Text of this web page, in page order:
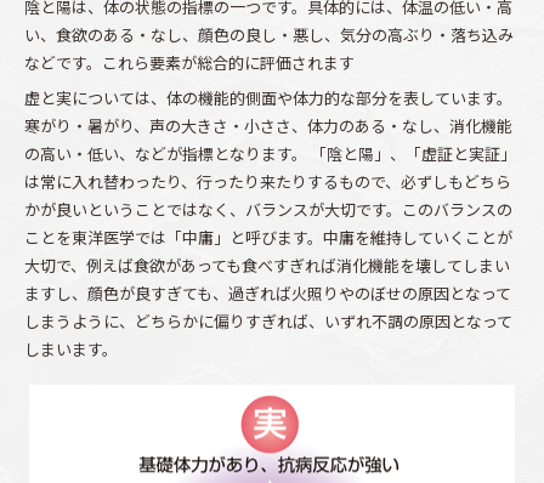
陰と陽は、体の状態の指標の一つです。具体的には、体温の低い・高
い、食欲のある・なし、顔色の良し・悪し、気分の高ぶり・落ち込み
などです。これら要素が総合的に評価されます
虚と実については、体の機能的側面や体力的な部分を表しています。
寒がり・暑がり、声の大きさ・小ささ、体力のある・なし、消化機能
の高い・低い、などが指標となります。 「陰と陽」、「虚証と実証」
は常に入れ替わったり、行ったり来たりするもので、必ずしもどちら
かが良いということではなく、バランスが大切です。このバランスの
ことを東洋医学では「中庸」と呼びます。中庸を維持していくことが
大切で、例えば食欲があっても食べすぎれば消化機能を壊してしまい
ますし、顔色が良すぎても、過ぎれば火照りやのぼせの原因となって
しまうように、どちらかに偏りすぎれば、いずれ不調の原因となって
しまいます。